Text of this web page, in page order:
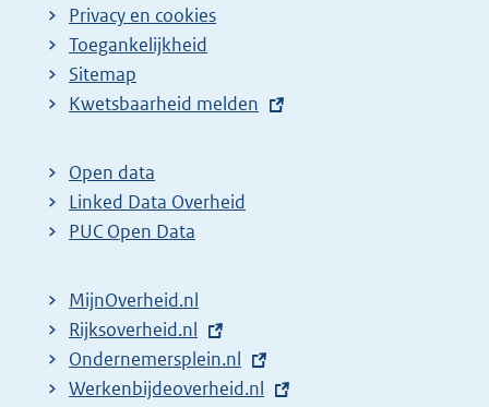
Privacy en cookies
Toegankelijkheid
Sitemap
E
t
e
r
l
i
n
k
Kwetsbaarheid melden
Open data
Linked Data Overheid
PUC Open Data
MijnOverheid.nl
E
x
t
Rijksoverheid.nl
E
x
Ondernemersplein.nl
E
Werkenbijdeoverheid.nl